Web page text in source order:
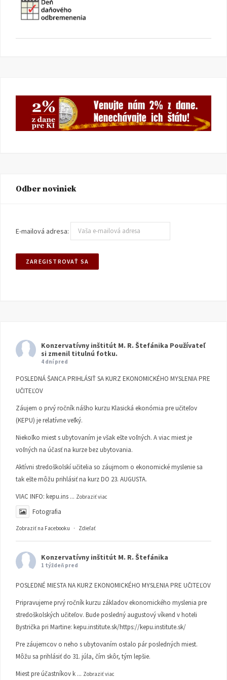
Odber noviniek
E-mailová adresa:
Konzervatívny inštitút M. R. Štefánika Používateľ
si zmenil titulnú fotku.
4 dní pred
POSLEDNÁ ŠANCA PRIHLÁSIŤ SA KURZ EKONOMICKÉHO MYSLENIA PRE
UČITEĽOV
Záujem o prvý ročník nášho kurzu Klasická ekonómia pre učiteľov
(KEPU) je relatívne veľký.
Niekoľko miest s ubytovaním je však ešte voľných. A viac miest je
voľných na účasť na kurze bez ubytovania.
Aktívni stredoškolskí učitelia so záujmom o ekonomické myslenie sa
tak ešte môžu prihlásiť na kurz DO 23. AUGUSTA.
VIAC INFO: kepu.ins ... Zobraziť viac
Fotografia
Zobraziť na Facebooku · Zdieľať
Konzervatívny inštitút M. R. Štefánika
1 týždeň pred
POSLEDNÉ MIESTA NA KURZ EKONOMICKÉHO MYSLENIA PRE UČITEĽOV
Pripravujeme prvý ročník kurzu základov ekonomického myslenia pre
stredoškolských učiteľov. Bude posledný augustový víkend v hoteli
Bystrička pri Martine: kepu.institute.sk/https://kepu.institute.sk/
Pre záujemcov o neho s ubytovaním ostalo pár posledných miest.
Môžu sa prihlásiť do 31. júla, čím skôr, tým lepšie.
Miest pre účastníkov k ... Zobraziť viac